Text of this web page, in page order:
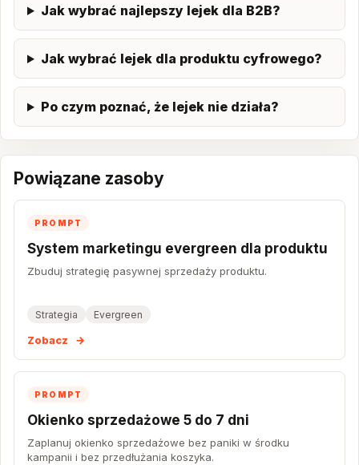
Jak wybrać najlepszy lejek dla B2B?
Jak wybrać lejek dla produktu cyfrowego?
Po czym poznać, że lejek nie działa?
Powiązane zasoby
PROMPT
System marketingu evergreen dla produktu
Zbuduj strategię pasywnej sprzedaży produktu.
Strategia Evergreen
Zobacz →
PROMPT
Okienko sprzedażowe 5 do 7 dni
Zaplanuj okienko sprzedażowe bez paniki w środku
kampanii i bez przedłużania koszyka.